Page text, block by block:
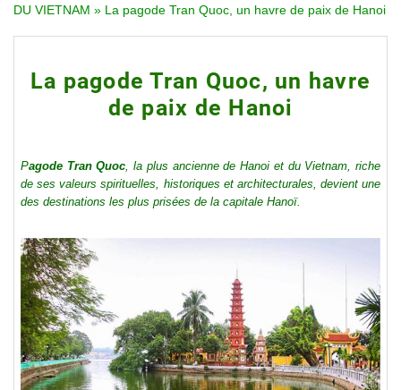
DU VIETNAM » La pagode Tran Quoc, un havre de paix de Hanoi
La pagode Tran Quoc, un havre
de paix de Hanoi
Pagode Tran Quoc, la plus ancienne de Hanoi et du Vietnam, riche
de ses valeurs spirituelles, historiques et architecturales, devient une
des destinations les plus prisées de la capitale Hanoï.